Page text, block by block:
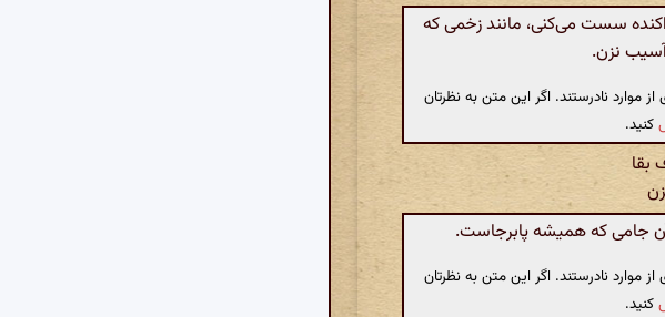
سست می‌کنی، مانند زخمی که
نزن.
نادرستند. اگر این متن به نظرتان
کنید.
بقا
جامی که همیشه پابرجاست.
نادرستند. اگر این متن به نظرتان
کنید.